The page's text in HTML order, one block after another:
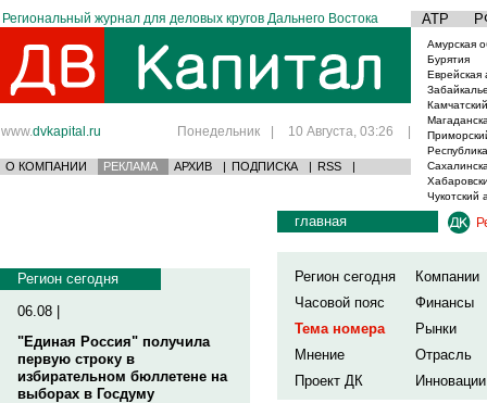
Региональный журнал для деловых кругов Дальнего Востока АТР
www.dvkapital.ru Понедельник | 10 Августа, 03:26 |
О КОМПАНИИ РЕКЛАМА АРХИВ | ПОДПИСКА | RSS |
Амурская
Бурятия
Еврейская
Чукотский
Регион сегодня
06.08 |
"Единая Россия" получила
первую строку в
избирательном бюллетене на
выборах в Госдуму
главная
Регион сегодня
Компании
Часовой пояс
Финансы
Тема номера
Рынки
Мнение
Отрасль
Проект ДК
Инновации